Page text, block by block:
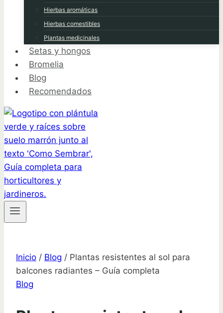
Hierbas aromáticas
Hierbas comestibles
Plantas medicinales
Setas y hongos
Bromelia
Blog
Recomendados
Inicio / Blog / Plantas resistentes al sol para
balcones radiantes – Guía completa
Blog